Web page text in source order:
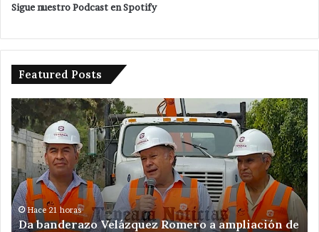
Sigue nuestro Podcast en Spotify
Featured Posts
Romero a ampliación de
Detienen
a
tres
en
acatzingo
por
excavaciones
ilegales
en
Hace 1 día
Detienen a tres en